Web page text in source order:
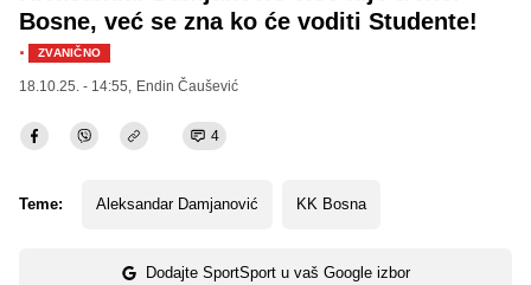
Bosne, već se zna ko će voditi Studente!
· ZVANIČNO
18.10.25. - 14:55, Endin Čaušević
4
Teme: Aleksandar Damjanović KK Bosna
Dodajte SportSport u vaš Google izbor